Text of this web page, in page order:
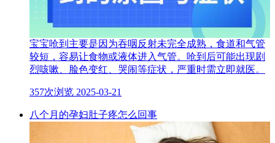
宝宝呛到主要是因为吞咽反射未完全成熟，食道和气管
较短，容易让食物或液体进入气管。呛到后可能出现剧
烈咳嗽、脸色变红、哭闹等症状，严重时需立即就医。
357次浏览 2025-03-21
八个月的孕妇肚子疼怎么回事